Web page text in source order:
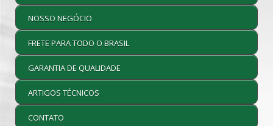
NOSSO NEGÓCIO
FRETE PARA TODO O BRASIL
GARANTIA DE QUALIDADE
ARTIGOS TÉCNICOS
CONTATO